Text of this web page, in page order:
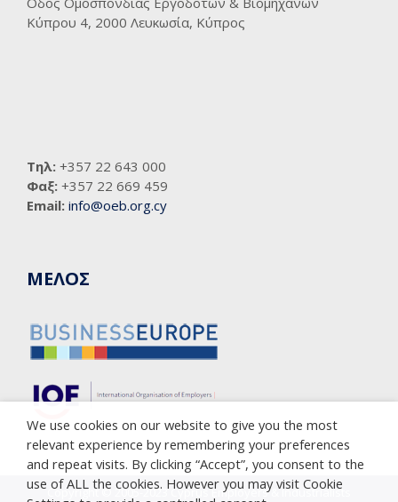
Κύπρου 4, 2000 Λευκωσία, Κύπρος
Τηλ: +357 22 643 000
Φαξ: +357 22 669 459
Email: info@oeb.org.cy
ΜΕΛΟΣ
Copyright © 2005-2023 Cyprus Employers & Industrialists
We use cookies on our website to give you the most
relevant experience by remembering your preferences
and repeat visits. By clicking “Accept”, you consent to the
use of ALL the cookies. However you may visit Cookie